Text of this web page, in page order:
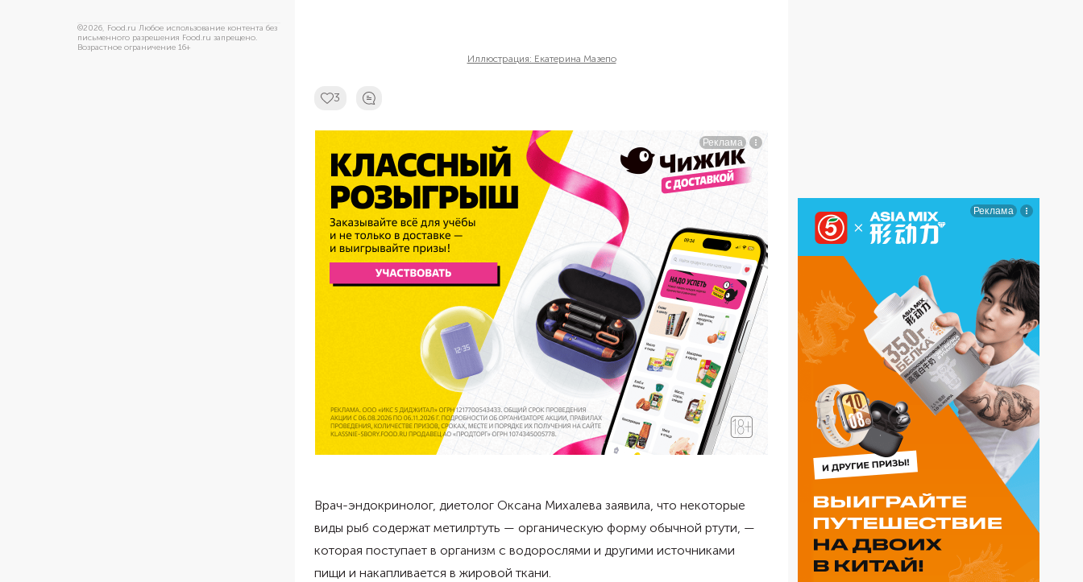
©2026, Food.ru Любое использование контента без
письменного разрешения Food.ru запрещено.
Возрастное ограничение 16+
Иллюстрация: Екатерина Мазепо
3
Врач-эндокринолог, диетолог Оксана Михалева заявила, что некоторые
виды рыб содержат метилртуть — органическую форму обычной ртути, —
которая поступает в организм с водорослями и другими источниками
пищи и накапливается в жировой ткани.